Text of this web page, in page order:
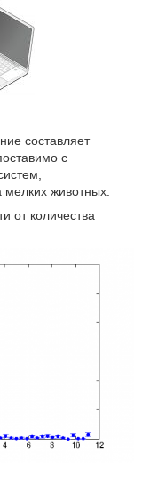
составляет
с
животных.
от количества